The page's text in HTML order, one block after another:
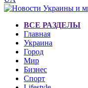
ВСЕ РАЗДЕЛЫ
Главная
Украина
Город
Мир
Бизнес
Спорт